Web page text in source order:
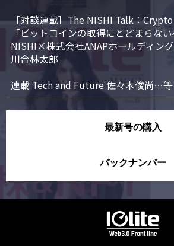
［対談連載］The NISHI Talk：
「ビットコインの取得にとどまらな
NISHI×株式会社ANAPホールディン
川合林太郎
連載 Tech and Future 佐々木俊尚…等
最新号の購入
バックナンバー